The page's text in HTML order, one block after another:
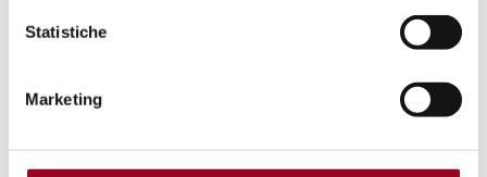
Statistiche
Marketing